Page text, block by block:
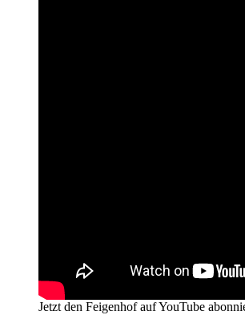
Jetzt den Feigenhof auf YouTube